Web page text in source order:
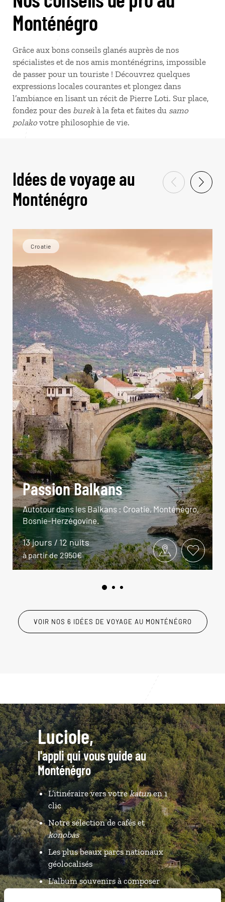
Monténégro
Grâce aux bons conseils glanés auprès de nos
spécialistes et de nos amis monténégrins, impossible
de passer pour un touriste ! Découvrez quelques
expressions locales courantes et plongez dans
l’ambiance en lisant un récit de Pierre Loti. Sur place,
fondez pour des burekà la feta et faites du samo
polakovotre philosophie de vie.
Idées de voyage au
Monténégro
Croatie
Passion Balkans
Autotour dans les Balkans : Croatie, Monténégro,
Bosnie-Herzégovine.
13 jours / 12 nuits
à partir de 2950€
VOIR NOS 6 IDÉES DE VOYAGE AU MONTÉNÉGRO
Luciole,
l'appli qui vous guide au
Monténégro
L’itinéraire vers votrekatunen 1
clic
Notre sélection de cafés et
konobas
Les plus beaux parcs nationaux
géolocalisés
L'album souvenirs à composer